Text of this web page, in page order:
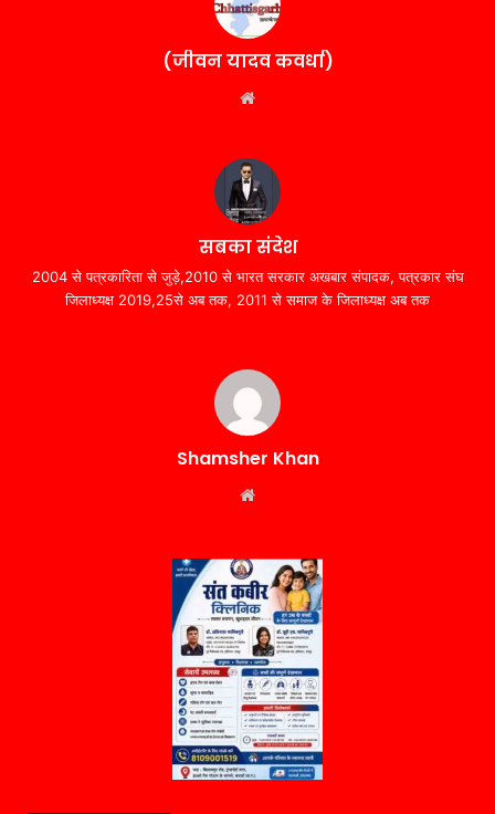
(जीवन यादव कवर्धा)
सबका संदेश
2004 से पत्रकारिता से जुड़े,2010 से भारत सरकार अखबार संपादक, पत्रकार संघ
जिलाध्यक्ष 2019,25से अब तक, 2011 से समाज के जिलाध्यक्ष अब तक
Shamsher Khan